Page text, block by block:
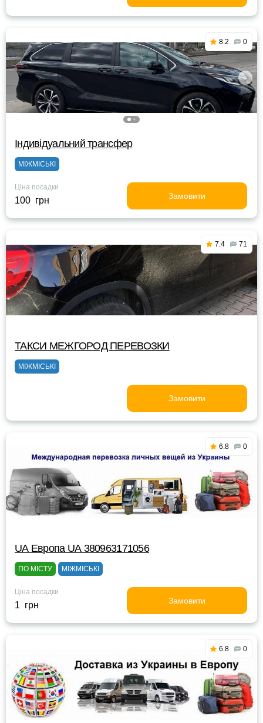
8.2 0
Індивідуальний трансфер
МІЖМІСЬКІ
Ціна посадки
100 грн Замовити
7.4 71
ТАКСИ МЕЖГОРОД ПЕРЕВОЗКИ
МІЖМІСЬКІ
Замовити
6.8 0
UА Европа UА 380963171056
ПО МІСТУ МІЖМІСЬКІ
Ціна посадки
1 грн Замовити
6.8 0